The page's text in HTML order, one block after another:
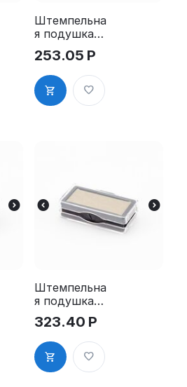
Штемпельна
я подушка
для GRM
4911 2Pads,
синяя
253.05 Р
Штемпельна
я подушка
для GRM
4912 2Pads,
синяя
323.40 Р